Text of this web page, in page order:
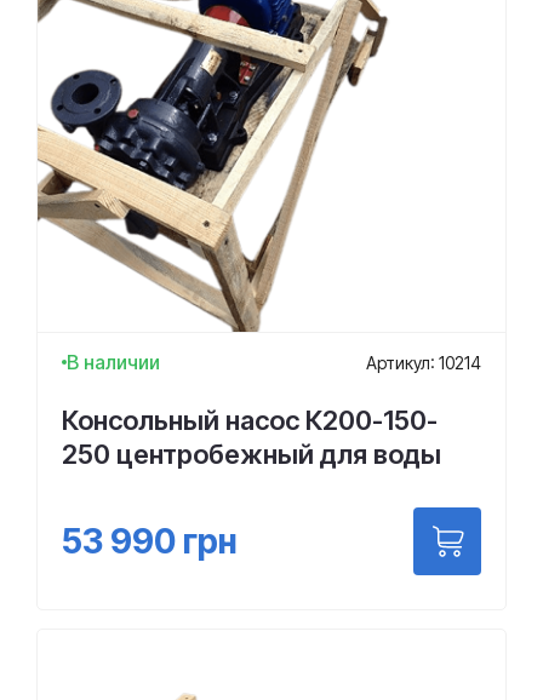
В наличии Артикул: 10214
Консольный насос К200-150-
250 центробежный для воды
53 990 грн